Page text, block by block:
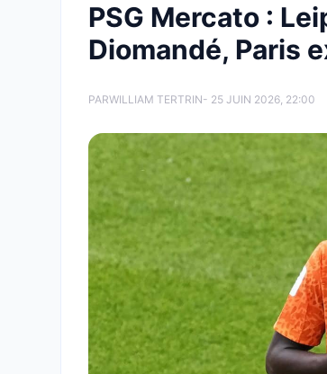
PSG Mercato :
Diomandé, Paris
PARWILLIAM TERTRIN- 25 JUIN 2026, 22:00